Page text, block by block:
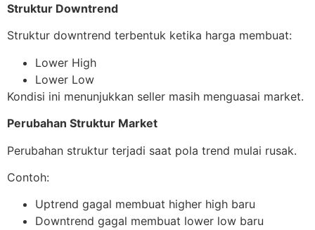
Struktur Downtrend
Struktur downtrend terbentuk ketika harga membuat:
Lower High
Lower Low
Kondisi ini menunjukkan seller masih menguasai market.
Perubahan Struktur Market
Perubahan struktur terjadi saat pola trend mulai rusak.
Contoh:
Uptrend gagal membuat higher high baru
Downtrend gagal membuat lower low baru